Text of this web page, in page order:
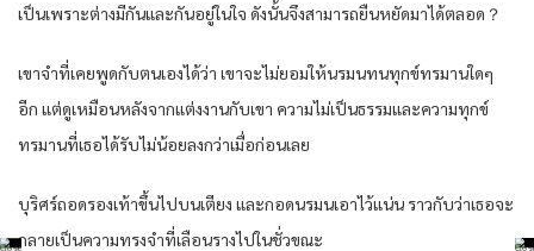
เป็นเพราะต่างมีกันและกันอยู่ในใจ ดังนั้นจึงสามารถยืนหยัดมาได้ตลอด？
เขาจำที่เคยพูดกับตนเองได้ว่า เขาจะไม่ยอมให้นรมนทนทุกข์ทรมานใดๆ
อีก แต่ดูเหมือนหลังจากแต่งงานกับเขา ความไม่เป็นธรรมและความทุกข์
ทรมานที่เธอได้รับไม่น้อยลงกว่าเมื่อก่อนเลย
บุริศร์ถอดรองเท้าขึ้นไปบนเตียง และกอดนรมนเอาไว้แน่น ราวกับว่าเธอจะ
กลายเป็นความทรงจำที่เลือนรางไปในชั่วขณะ